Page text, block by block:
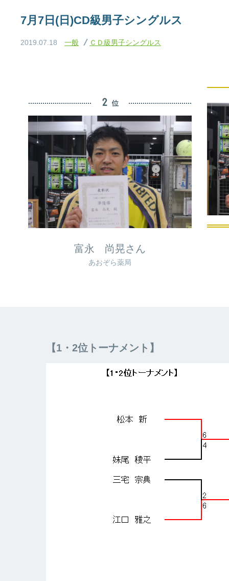
7月7日(日)CD級男子シングルス
2019.07.18 一般 ＣＤ級男子シングルス
富永 尚晃さん
あおぞら薬局
【1・2位トーナメント】